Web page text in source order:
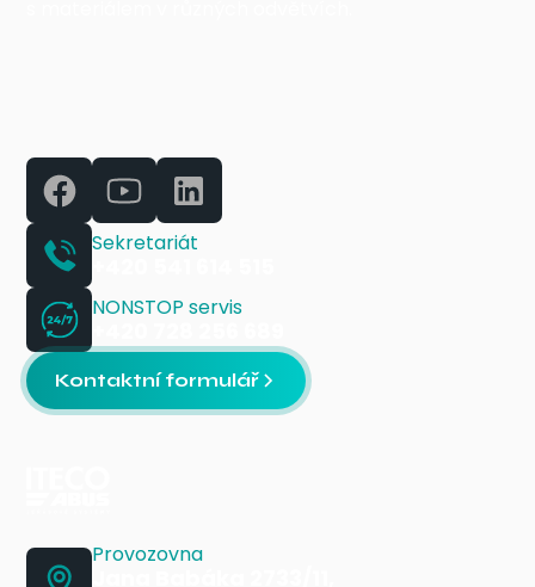
Sekretariát
NONSTOP servis
Kontaktní formulář
Provozovna